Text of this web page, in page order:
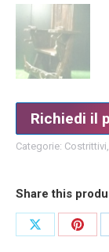
Richiedi il
Categorie: Costrittivi
Share this
Condividi